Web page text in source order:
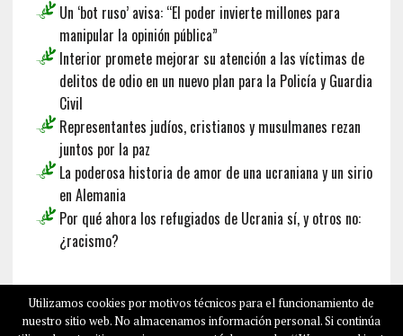
Un ‘bot ruso’ avisa: “El poder invierte millones para
manipular la opinión pública”
Interior promete mejorar su atención a las víctimas de
delitos de odio en un nuevo plan para la Policía y Guardia
Civil
Representantes judíos, cristianos y musulmanes rezan
juntos por la paz
La poderosa historia de amor de una ucraniana y un sirio
en Alemania
Por qué ahora los refugiados de Ucrania sí, y otros no:
¿racismo?
English
Deutsch
Français
Utilizamos cookies por motivos técnicos para el funcionamiento de
nuestro sitio web. No almacenamos información personal. Si continúa